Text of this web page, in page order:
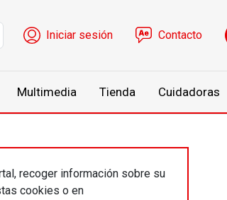
Menú de cuenta de usuario
Iniciar sesión Contacto
Multimedia Tienda Cuidadoras
recoger información sobre su
cookies o en